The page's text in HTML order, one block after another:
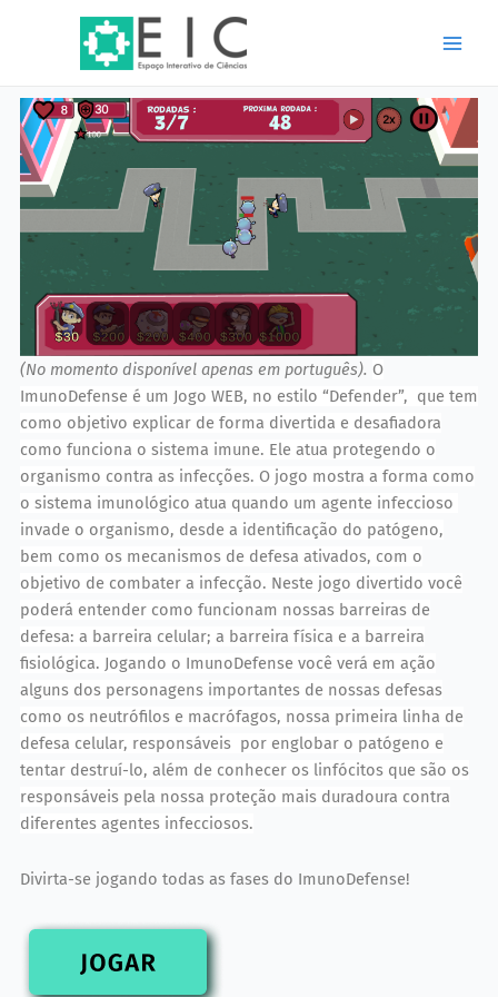
(No momento disponível apenas em português). O
ImunoDefense é um Jogo WEB, no estilo “Defender”, que tem
como objetivo explicar de forma divertida e desafiadora
como funciona o sistema imune. Ele atua protegendo o
organismo contra as infecções. O jogo mostra a forma como
o sistema imunológico atua quando um agente infeccioso
invade o organismo, desde a identificação do patógeno,
bem como os mecanismos de defesa ativados, com o
objetivo de combater a infecção. Neste jogo divertido você
poderá entender como funcionam nossas barreiras de
defesa: a barreira celular; a barreira física e a barreira
fisiológica. Jogando o ImunoDefense você verá em ação
alguns dos personagens importantes de nossas defesas
como os neutrófilos e macrófagos, nossa primeira linha de
defesa celular, responsáveis por englobar o patógeno e
tentar destruí-lo, além de conhecer os linfócitos que são os
responsáveis pela nossa proteção mais duradoura contra
diferentes agentes infecciosos.
Divirta-se jogando todas as fases do ImunoDefense!